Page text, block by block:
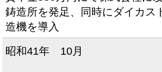
鋳造所を発足、同時にダイカス
造機を導入
昭和41年 10月